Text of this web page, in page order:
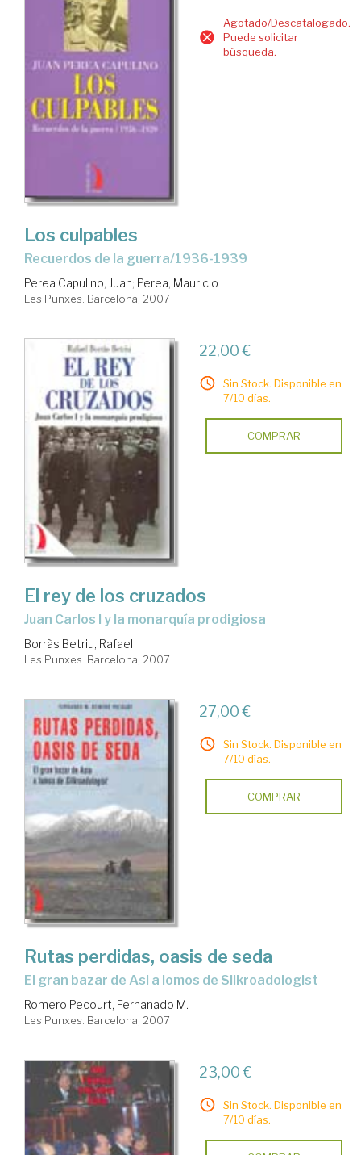
Agotado/Descatalogado.
Puede solicitar
búsqueda.
Los culpables
recuerdos de la guerra/1936-1939
Perea Capulino, Juan; Perea, Mauricio
Les Punxes. Barcelona, 2007
22,00 €
Sin Stock. Disponible en
7/10 días.
COMPRAR
El rey de los cruzados
Juan Carlos I y la monarquía prodigiosa
Borràs Betriu, Rafael
Les Punxes. Barcelona, 2007
27,00 €
Sin Stock. Disponible en
7/10 días.
COMPRAR
Rutas perdidas, oasis de seda
el gran bazar de Asi a lomos de Silkroadologist
Romero Pecourt, Fernanado M.
Les Punxes. Barcelona, 2007
23,00 €
Sin Stock. Disponible en
7/10 días.